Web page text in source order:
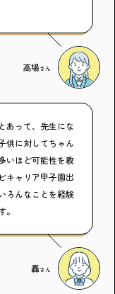
高場さん
あって、先生にな
供に対してちゃん
いほど可能性を教
キャリア甲子園出
ろんなことを経験
轟さん